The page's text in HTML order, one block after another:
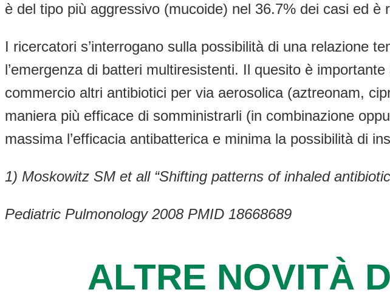
è del tipo più aggressivo (mucoide) nel 36.7% dei casi ed
I ricercatori s’interrogano sulla possibilità di una relazione
l’emergenza di batteri multiresistenti. Il quesito è
commercio altri antibiotici per via aerosolica (aztreonam,
maniera più efficace di somministrarli (in combinazione
massima l’efficacia antibatterica e minima la possibilità di
1) Moskowitz SM et all “Shifting patterns of inhaled
Pediatric Pulmonology 2008 PMID 18668689
ALTRE NOVITÀ